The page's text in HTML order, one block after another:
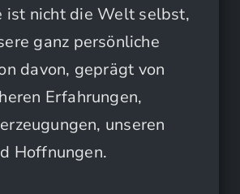
ist nicht die Welt selbst,
ganz persönliche
davon, geprägt von
Erfahrungen,
unseren
Hoffnungen.